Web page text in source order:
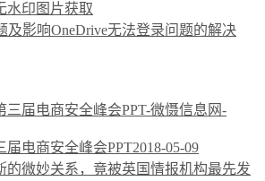
水印图片获取
及影响OneDrive无法登录问题的解决
届电商安全峰会PPT2018-05-09
的微妙关系，竟被英国情报机构最先发